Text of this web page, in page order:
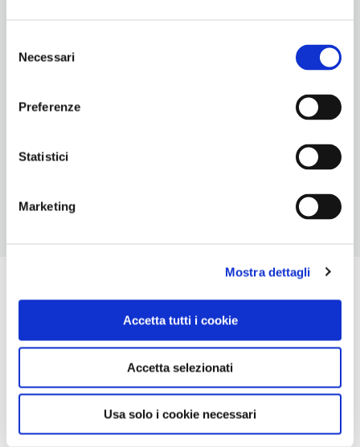
delNecessari
Preferenze
Statistici
Marketing
Mostra dettagli
Accetta tutti i cookie
Accetta selezionati
Usa solo i cookie necessari
apertura possono subire variazioni. Apertura/Chiusura
annuale: aprile chiuso periodo variabile, maggio chiuso
periodo variabile, ottobre chiuso periodo variabile, novembre
chiuso, dicembre chiuso periodo variabile
ingresso a pagamento